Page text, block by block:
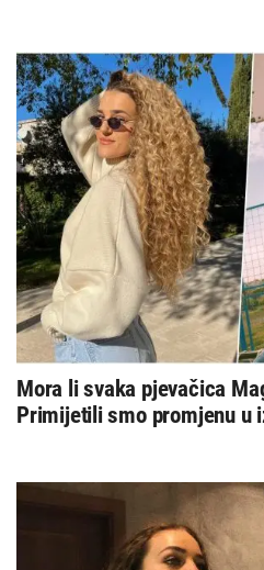
Mora li svaka pjevačica
Primijetili smo promjenu u